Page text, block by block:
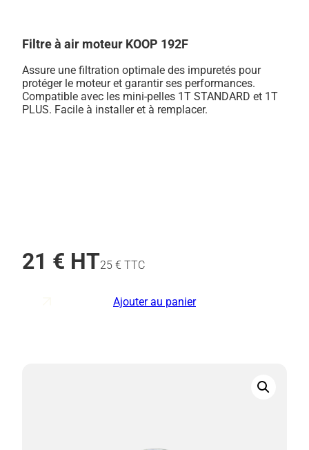
Filtre à air moteur KOOP 192F
Assure une filtration optimale des impuretés pour
protéger le moteur et garantir ses performances.
Compatible avec les mini-pelles 1T STANDARD et 1T
PLUS. Facile à installer et à remplacer.
21 € HT25 € TTC
Ajouter au panier